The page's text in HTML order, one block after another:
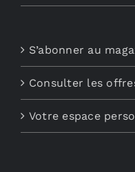
S’abonner au
Consulter les
Votre espace